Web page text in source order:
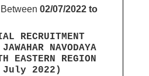
Between02/07/2022 to
RECRUITMENT
NAVODAYA
EASTERN REGION
2022)